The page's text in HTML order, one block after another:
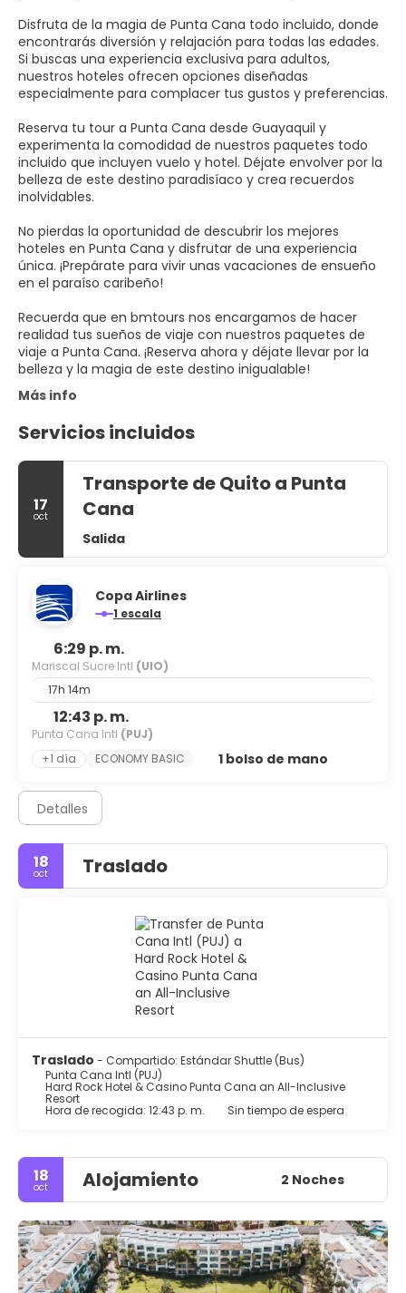
Disfruta de la magia de Punta Cana todo incluido, donde
encontrarás diversión y relajación para todas las edades.
Si buscas una experiencia exclusiva para adultos,
nuestros hoteles ofrecen opciones diseñadas
especialmente para complacer tus gustos y preferencias.
Reserva tu tour a Punta Cana desde Guayaquil y
experimenta la comodidad de nuestros paquetes todo
incluido que incluyen vuelo y hotel. Déjate envolver por la
belleza de este destino paradisíaco y crea recuerdos
inolvidables.
No pierdas la oportunidad de descubrir los mejores
hoteles en Punta Cana y disfrutar de una experiencia
única. ¡Prepárate para vivir unas vacaciones de ensueño
en el paraíso caribeño!
Recuerda que en bmtours nos encargamos de hacer
realidad tus sueños de viaje con nuestros paquetes de
viaje a Punta Cana. ¡Reserva ahora y déjate llevar por la
belleza y la magia de este destino inigualable!
Más info
Servicios incluidos
17
oct
Transporte de Quito a Punta
Cana
Salida
Copa Airlines
1 escala
6:29 p. m.
Mariscal Sucre Intl (UIO)
17h 14m
12:43 p. m.
Punta Cana Intl (PUJ)
+1 día
ECONOMY BASIC 1 bolso de mano
Detalles
18
oct Traslado
Traslado - Compartido: Estándar Shuttle (Bus)
Punta Cana Intl (PUJ)
Hard Rock Hotel & Casino Punta Cana an All-Inclusive
Resort
Hora de recogida: 12:43 p. m. Sin tiempo de espera
18
oct Alojamiento 2 Noches